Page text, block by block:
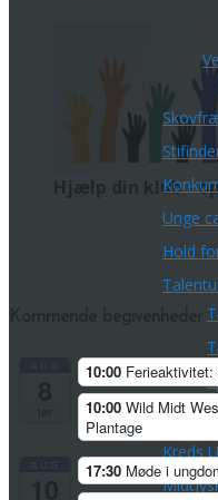
Unge
Hold
Kreds
Hjælp din klub -
10:00
10:00 Wild Midt
Plantage
17:30 Møde i